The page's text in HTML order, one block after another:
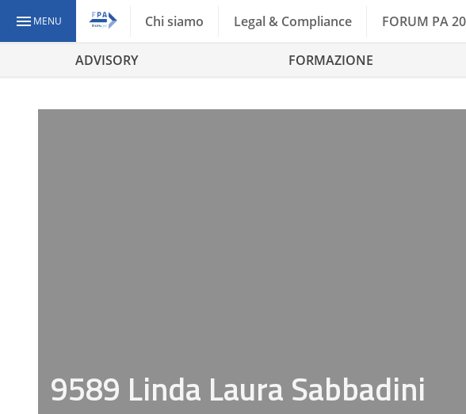
MENU Chi siamo Legal & Compliance FORUM PA
ADVISORY FORMAZIONE
9589 Linda Laura Sabbadini